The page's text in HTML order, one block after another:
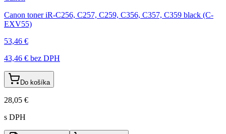
Canon toner iR-C256, C257, C259, C356, C357, C359 black (C-
EXV55)
53,46 €
43,46 € bez DPH
Do košíka
28,05 €
s DPH